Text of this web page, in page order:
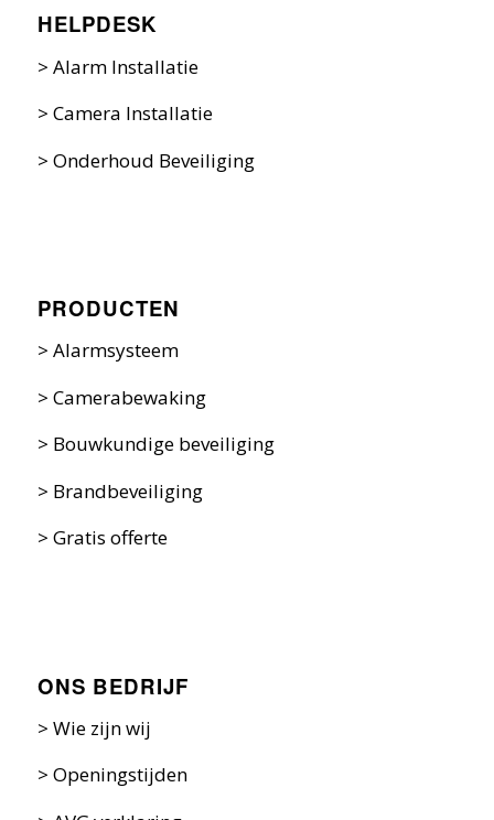
HELPDESK
> Alarm Installatie
> Camera Installatie
> Onderhoud Beveiliging
PRODUCTEN
> Alarmsysteem
> Camerabewaking
> Bouwkundige beveiliging
> Brandbeveiliging
> Gratis offerte
ONS BEDRIJF
> Wie zijn wij
> Openingstijden